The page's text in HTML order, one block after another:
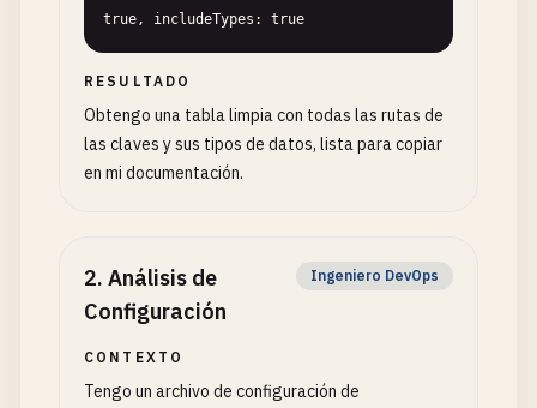
true, includeTypes: true
RESULTADO
Obtengo una tabla limpia con todas las rutas de
las claves y sus tipos de datos, lista para copiar
en mi documentación.
2. Análisis de
Configuración
Ingeniero DevOps
CONTEXTO
Tengo un archivo de configuración de